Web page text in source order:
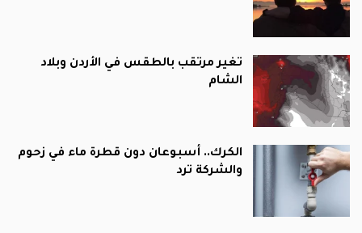
تغير مرتقب بالطقس في الأردن وبلاد
الشام
الكرك.. أسبوعان دون قطرة ماء في زحوم
والشركة ترد